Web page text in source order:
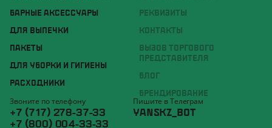
БАРНЫЕ АКСЕССУАРЫ
ДЛЯ ВЫПЕЧКИ
ПАКЕТЫ
ДЛЯ УБОРКИ И ГИГИЕНЫ
РАСХОДНИКИ
РЕКВИЗИТЫ
КОНТАКТЫ
ВЫЗОВ ТОРГОВОГО
ПРЕДСТАВИТЕЛЯ
БЛОГ
БРЕНДИРОВАНИЕ
Звоните по телефону
+7 (717) 278-37-33
+7 (800) 004-33-33
Пишите в Телеграм
YANSKZ_BOT